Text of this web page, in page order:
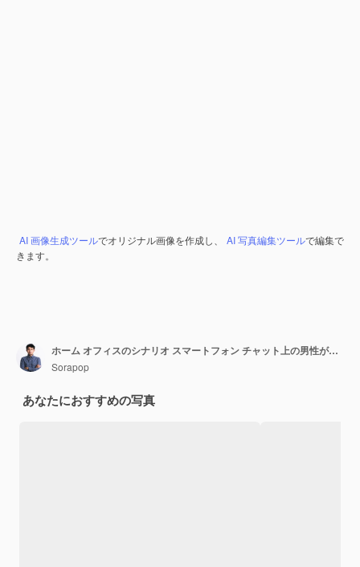
AI 画像生成ツールでオリジナル画像を作成し、 AI 写真編集ツールで編集で
きます。
ホーム オフィスのシナリオ スマートフォン チャット上の男性がソーシャル ネットワークの概念をライブで探索する現代のコミュニケーションとソーシャル メディア マーケティングを象徴するチャット ボックスのアイコンが表示されます
Sorapop
あなたにおすすめの写真